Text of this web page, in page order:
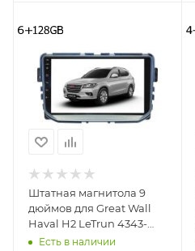
Штатная магнитола 9
дюймов для Great Wall
Haval H2 LeTrun 4343-
6494 Android 12 UIS8581A
Есть в наличии